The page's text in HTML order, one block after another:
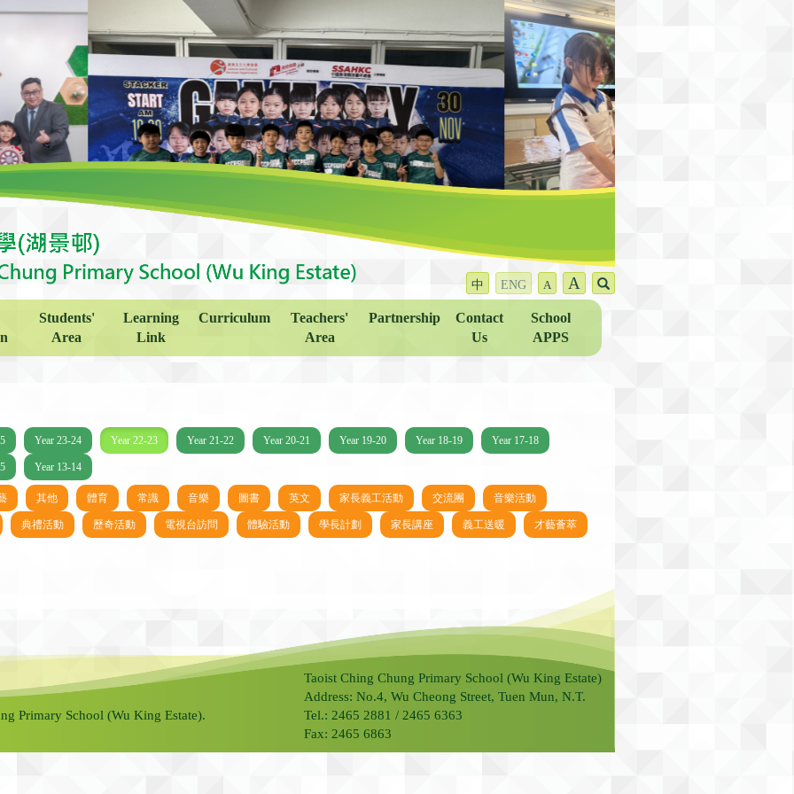
中 ENG A A
Students'
Area
Learning
Link
Curriculum
Teachers'
Area
Partnership
Contact
Us
School
APPS
Year 23-24 Year 22-23 Year 21-22 Year 20-21 Year 19-20 Year 18-19 Year 17-18
Year 13-14
其他 體育 常識 音樂 圖書 英文 家長義工活動 交流團 音樂活動
典禮活動 歷奇活動 電視台訪問 體驗活動 學長計劃 家長講座 義工送暖 才藝薈萃
Taoist Ching Chung Primary School (Wu King Estate)
Address: No.4, Wu Cheong Street, Tuen Mun, N.T.
Tel.: 2465 2881 / 2465 6363
Fax: 2465 6863
Primary School (Wu King Estate).